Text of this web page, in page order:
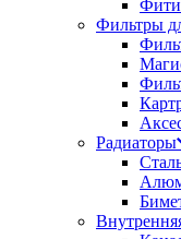
Фильтры
Радиаторы